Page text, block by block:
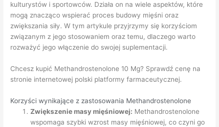
kulturystów i sportowców. Działa on na wiele aspektów, które
mogą znacząco wspierać proces budowy mięśni oraz
zwiększania siły. W tym artykule przyjrzymy się korzyściom
związanym z jego stosowaniem oraz temu, dlaczego warto
rozważyć jego włączenie do swojej suplementacji.
Chcesz kupić Methandrostenolone 10 Mg? Sprawdź cenę na
stronie internetowej polski platformy farmaceutycznej.
Korzyści wynikające z zastosowania Methandrostenolone
Zwiększenie masy mięśniowej: Methandrostenolone
wspomaga szybki wzrost masy mięśniowej, co czyni go